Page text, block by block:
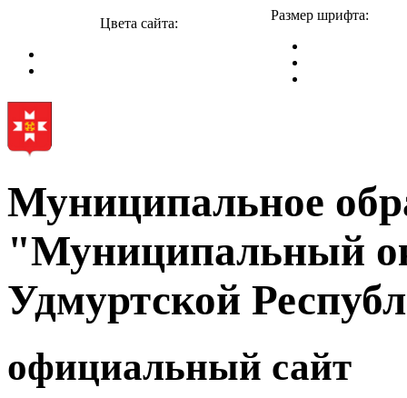
Цвета сайта:
Размер шрифта:
Муниципальное
"Муниципальный
Удмуртской
официальный сайт